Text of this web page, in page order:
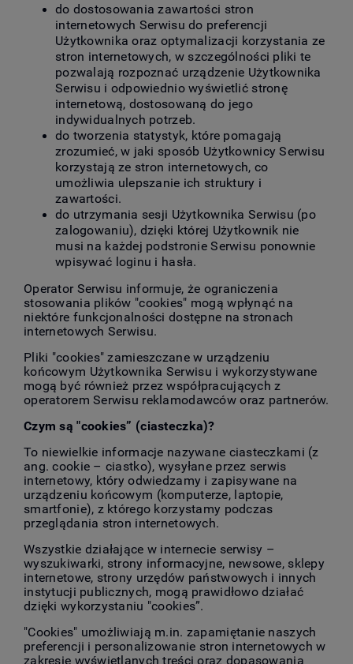
do dostosowania zawartości stron
internetowych Serwisu do preferencji
Użytkownika oraz optymalizacji korzystania ze
stron internetowych, w szczególności pliki te
pozwalają rozpoznać urządzenie Użytkownika
Serwisu i odpowiednio wyświetlić stronę
internetową, dostosowaną do jego
indywidualnych potrzeb.
do tworzenia statystyk, które pomagają
zrozumieć, w jaki sposób Użytkownicy Serwisu
korzystają ze stron internetowych, co
umożliwia ulepszanie ich struktury i
zawartości.
do utrzymania sesji Użytkownika Serwisu (po
zalogowaniu), dzięki której Użytkownik nie
musi na każdej podstronie Serwisu ponownie
wpisywać loginu i hasła.
Operator Serwisu informuje, że ograniczenia
stosowania plików "cookies" mogą wpłynąć na
niektóre funkcjonalności dostępne na stronach
internetowych Serwisu.
Pliki "cookies" zamieszczane w urządzeniu
końcowym Użytkownika Serwisu i wykorzystywane
mogą być również przez współpracujących z
operatorem Serwisu reklamodawców oraz partnerów.
Czym są "cookies” (ciasteczka)?
To niewielkie informacje nazywane ciasteczkami (z
ang. cookie – ciastko), wysyłane przez serwis
internetowy, który odwiedzamy i zapisywane na
urządzeniu końcowym (komputerze, laptopie,
smartfonie), z którego korzystamy podczas
przeglądania stron internetowych.
Wszystkie działające w internecie serwisy –
wyszukiwarki, strony informacyjne, newsowe, sklepy
internetowe, strony urzędów państwowych i innych
instytucji publicznych, mogą prawidłowo działać
dzięki wykorzystaniu "cookies”.
"Cookies" umożliwiają m.in. zapamiętanie naszych
preferencji i personalizowanie stron internetowych w
zakresie wyświetlanych treści oraz dopasowania